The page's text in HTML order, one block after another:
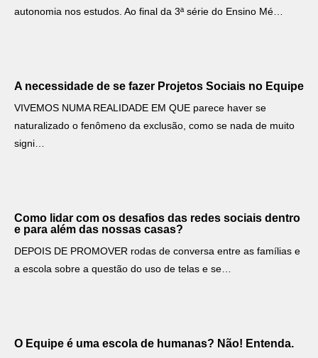
autonomia nos estudos. Ao final da 3ª série do Ensino Mé…
A necessidade de se fazer Projetos Sociais no Equipe
VIVEMOS NUMA REALIDADE EM QUE parece haver se
naturalizado o fenômeno da exclusão, como se nada de muito
signi…
Como lidar com os desafios das redes sociais dentro
e para além das nossas casas?
DEPOIS DE PROMOVER rodas de conversa entre as famílias e
a escola sobre a questão do uso de telas e se…
O Equipe é uma escola de humanas? Não! Entenda.